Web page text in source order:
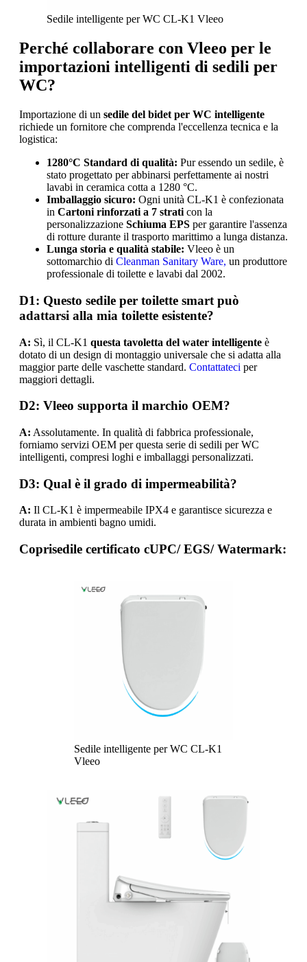
Sedile intelligente per WC CL-K1 Vleeo
Perché collaborare con Vleeo per le
importazioni intelligenti di sedili per
WC?
Importazione di un sedile del bidet per WC intelligente
richiede un fornitore che comprenda l'eccellenza tecnica e la
logistica:
1280°C Standard di qualità: Pur essendo un sedile, è
stato progettato per abbinarsi perfettamente ai nostri
lavabi in ceramica cotta a 1280 °C.
Imballaggio sicuro: Ogni unità CL-K1 è confezionata
in Cartoni rinforzati a 7 strati con la
personalizzazione Schiuma EPS per garantire l'assenza
di rotture durante il trasporto marittimo a lunga distanza.
Lunga storia e qualità stabile: Vleeo è un
sottomarchio di Cleanman Sanitary Ware, un produttore
professionale di toilette e lavabi dal 2002.
D1: Questo sedile per toilette smart può
adattarsi alla mia toilette esistente?
A: Sì, il CL-K1 questa tavoletta del water intelligente è
dotato di un design di montaggio universale che si adatta alla
maggior parte delle vaschette standard. Contattateci per
maggiori dettagli.
D2: Vleeo supporta il marchio OEM?
A: Assolutamente. In qualità di fabbrica professionale,
forniamo servizi OEM per questa serie di sedili per WC
intelligenti, compresi loghi e imballaggi personalizzati.
D3: Qual è il grado di impermeabilità?
A: Il CL-K1 è impermeabile IPX4 e garantisce sicurezza e
durata in ambienti bagno umidi.
Coprisedile certificato cUPC/ EGS/ Watermark:
Sedile intelligente per WC CL-K1
Vleeo